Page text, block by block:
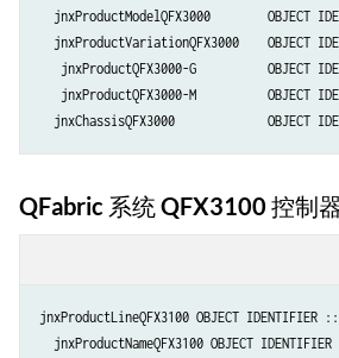
jnxProductModelQFX3000        OBJECT
jnxProductVariationQFX3000    OBJECT
jnxProductQFX3000-G          OBJECT
jnxProductQFX3000-M          OBJECT
QFabric 系统 QFX3100 控制
jnxProductLineQFX3100 OBJECT
jnxProductNameQFX3100 OBJECT